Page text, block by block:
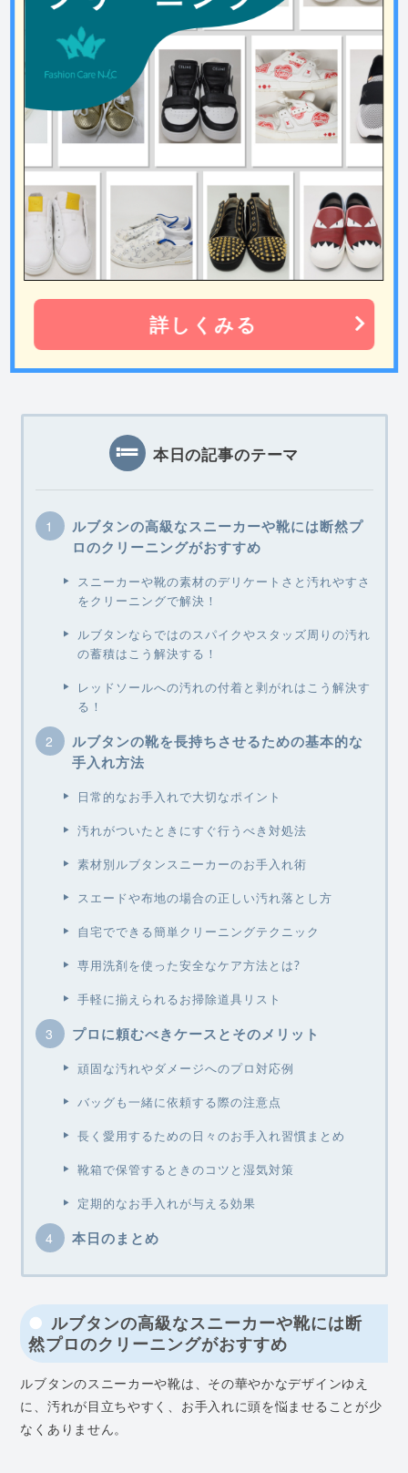
詳しくみる
本日の記事のテーマ
ルブタンの高級なスニーカーや靴には断然プ
ロのクリーニングがおすすめ
スニーカーや靴の素材のデリケートさと汚れやすさ
をクリーニングで解決！
ルブタンならではのスパイクやスタッズ周りの汚れ
の蓄積はこう解決する！
レッドソールへの汚れの付着と剥がれはこう解決す
る！
ルブタンの靴を長持ちさせるための基本的な
手入れ方法
日常的なお手入れで大切なポイント
汚れがついたときにすぐ行うべき対処法
素材別ルブタンスニーカーのお手入れ術
スエードや布地の場合の正しい汚れ落とし方
自宅でできる簡単クリーニングテクニック
専用洗剤を使った安全なケア方法とは?
手軽に揃えられるお掃除道具リスト
プロに頼むべきケースとそのメリット
頑固な汚れやダメージへのプロ対応例
バッグも一緒に依頼する際の注意点
長く愛用するための日々のお手入れ習慣まとめ
靴箱で保管するときのコツと湿気対策
定期的なお手入れが与える効果
本日のまとめ
ルブタンの高級なスニーカーや靴には断
然プロのクリーニングがおすすめ
ルブタンのスニーカーや靴は、その華やかなデザインゆえ
に、汚れが目立ちやすく、お手入れに頭を悩ませることが少
なくありません。